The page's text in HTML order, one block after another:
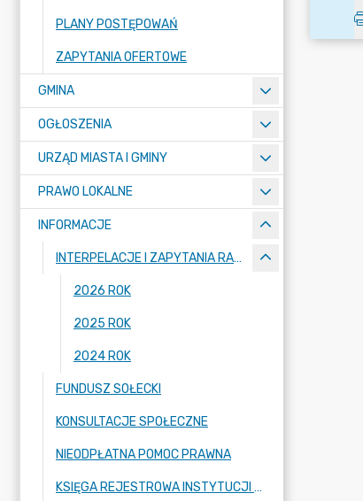
PLANY POSTĘPOWAŃ
ZAPYTANIA OFERTOWE
GMINA
OGŁOSZENIA
URZĄD MIASTA I GMINY
PRAWO LOKALNE
INFORMACJE
INTERPELACJE I ZAPYTANIA RADNYCH
2026 ROK
2025 ROK
2024 ROK
FUNDUSZ SOŁECKI
KONSULTACJE SPOŁECZNE
NIEODPŁATNA POMOC PRAWNA
KSIĘGA REJESTROWA INSTYTUCJI KULTURY